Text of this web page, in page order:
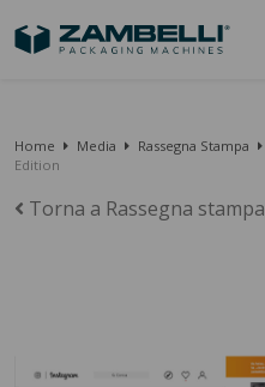
Home Media Rassegna Stampa
Edition
Torna a Rassegna stampa